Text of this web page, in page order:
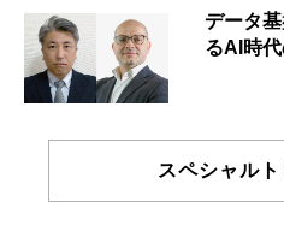
データ
るAI時
スペシャル